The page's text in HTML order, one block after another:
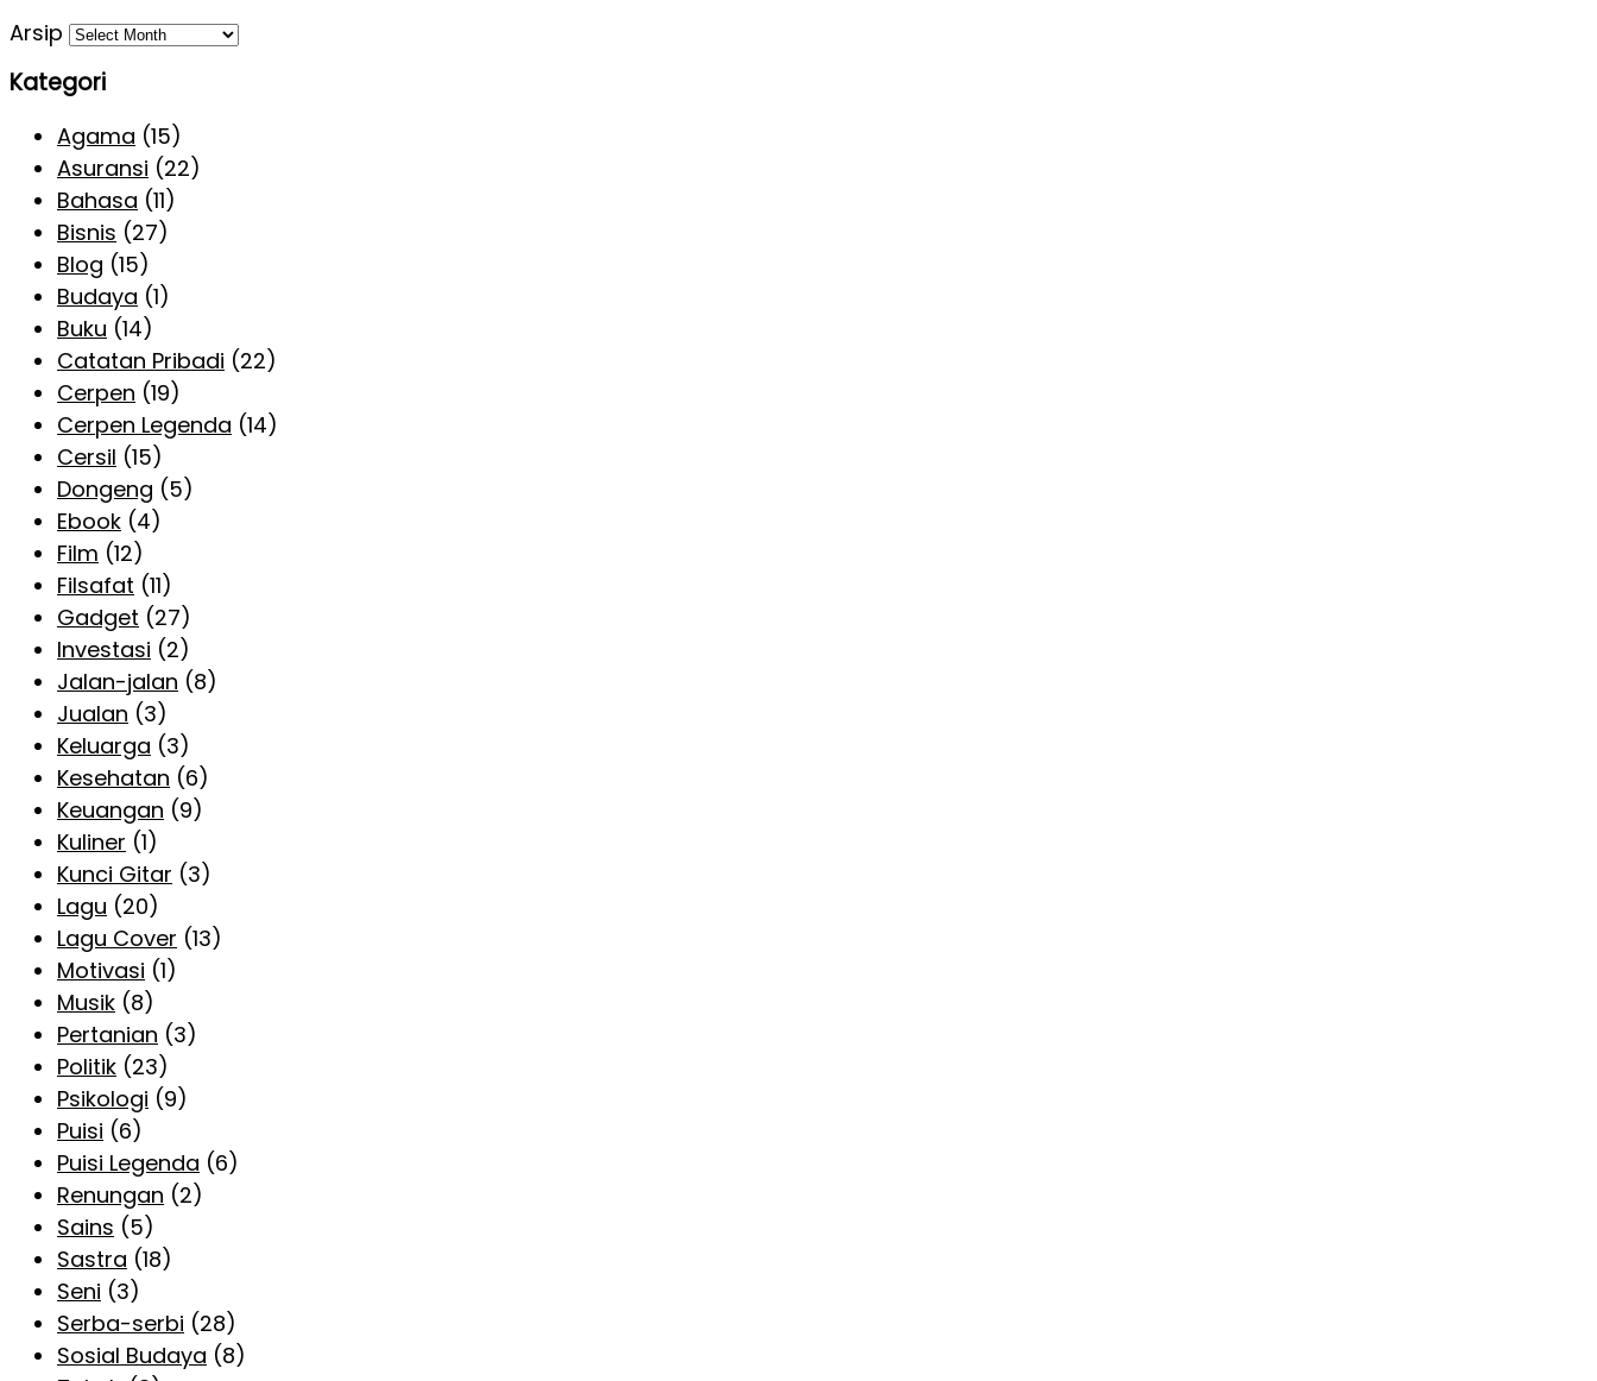
Arsip
Kategori
Agama (15)
Asuransi (22)
Bahasa (11)
Bisnis (27)
Blog (15)
Budaya (1)
Buku (14)
Catatan Pribadi (22)
Cerpen (19)
Cerpen Legenda (14)
Cersil (15)
Dongeng (5)
Ebook (4)
Film (12)
Filsafat (11)
Gadget (27)
Investasi (2)
Jalan-jalan (8)
Jualan (3)
Keluarga (3)
Kesehatan (6)
Keuangan (9)
Kuliner (1)
Kunci Gitar (3)
Lagu (20)
Lagu Cover (13)
Motivasi (1)
Musik (8)
Pertanian (3)
Politik (23)
Psikologi (9)
Puisi (6)
Puisi Legenda (6)
Renungan (2)
Sains (5)
Sastra (18)
Seni (3)
Serba-serbi (28)
Sosial Budaya (8)